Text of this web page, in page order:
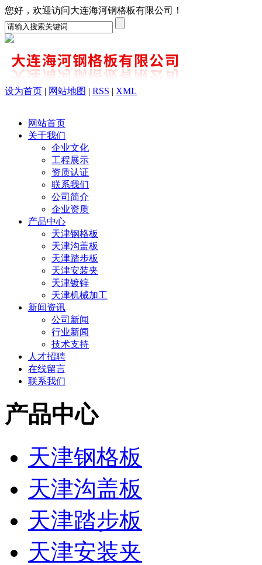
您好，欢迎访问大连海河钢格板有限公司！
设为首页 | 网站地图 | RSS | XML
网站首页
关于我们
企业文化
工程展示
资质认证
联系我们
公司简介
企业资质
产品中心
天津钢格板
天津沟盖板
天津踏步板
天津安装夹
天津镀锌
天津机械加工
新闻资讯
公司新闻
行业新闻
技术支持
人才招聘
在线留言
联系我们
产品中心
天津钢格板
天津沟盖板
天津踏步板
天津安装夹